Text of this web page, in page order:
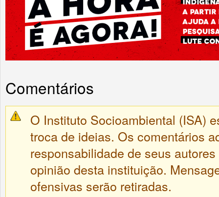
Comentários
O Instituto Socioambiental (ISA)
troca de ideias. Os comentários
responsabilidade de seus
opinião desta instituição.
ofensivas serão retiradas.